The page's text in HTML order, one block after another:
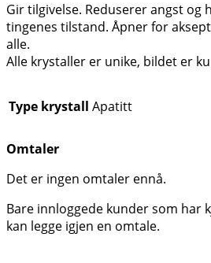
Gir tilgivelse. Reduserer angst og
tingenes tilstand. Åpner for
alle.
Alle krystaller er unike, bildet er
Type krystall Apatitt
Omtaler
Det er ingen omtaler ennå.
Bare innloggede kunder som har
kan legge igjen en omtale.